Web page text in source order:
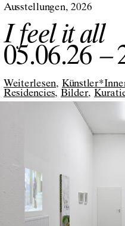
Ausstellungen 2026
I feel it all
05.06.26 –
Weiterlesen
Residencies Bilder